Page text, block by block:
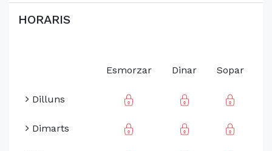
HORARIS
Esmorzar Dinar Sopar
Dilluns
Dimarts